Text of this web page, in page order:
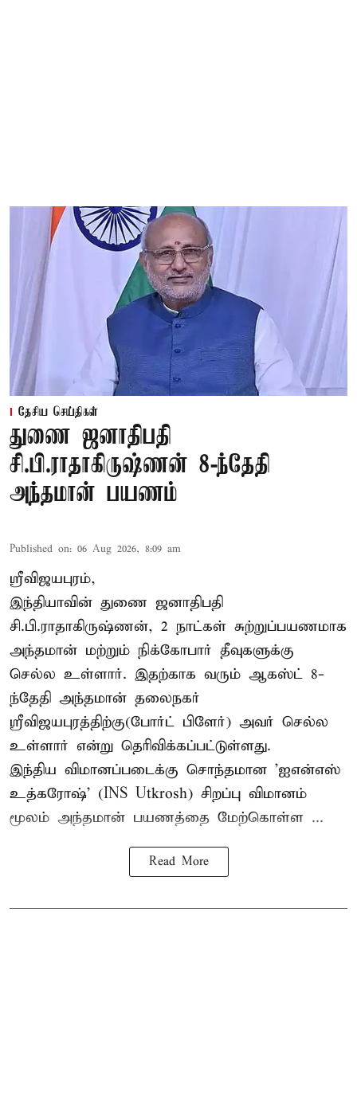
தேசிய செய்திகள்
துணை ஜனாதிபதி
சி.பி.ராதாகிருஷ்ணன் 8-ந்தேதி
அந்தமான் பயணம்
Published on: 06 Aug 2026, 8:09 am
ஸ்ரீவிஜயபுரம்,
இந்தியாவின் துணை ஜனாதிபதி
சி.பி.ராதாகிருஷ்ணன், 2 நாட்கள் சுற்றுப்பயணமாக
அந்தமான் மற்றும் நிக்கோபார் தீவுகளுக்கு
செல்ல உள்ளார். இதற்காக வரும் ஆகஸ்ட் 8-
ந்தேதி அந்தமான் தலைநகர்
ஸ்ரீவிஜயபுரத்திற்கு(போர்ட் பிளேர்) அவர் செல்ல
உள்ளார் என்று தெரிவிக்கப்பட்டுள்ளது.
இந்திய விமானப்படைக்கு சொந்தமான 'ஐஎன்எஸ்
உத்கரோஷ்' (INS Utkrosh) சிறப்பு விமானம்
மூலம் அந்தமான் பயணத்தை மேற்கொள்ள ...
Read More